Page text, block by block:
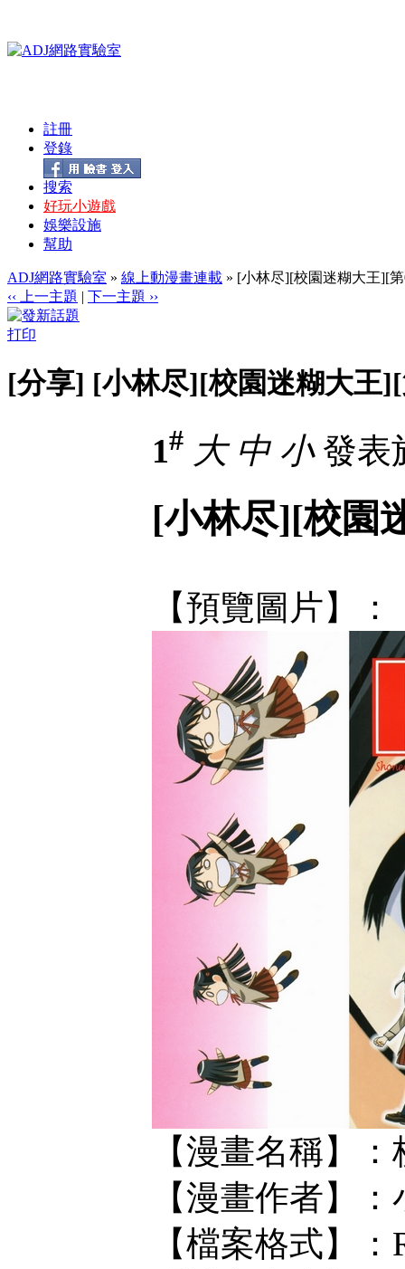
註冊
登錄
搜索
好玩小遊戲
娛樂設施
幫助
ADJ網路實驗室 » 線上動漫畫連載 » [小林尽][校園迷糊大王][
‹‹ 上一主題 | 下一主題 ››
打印
[分享] [小林尽][校園迷糊大王
1# 大 中 小發表
[小林尽][校園
【預覽圖片】：
【漫畫名稱】
【漫畫作者】
【檔案格式】